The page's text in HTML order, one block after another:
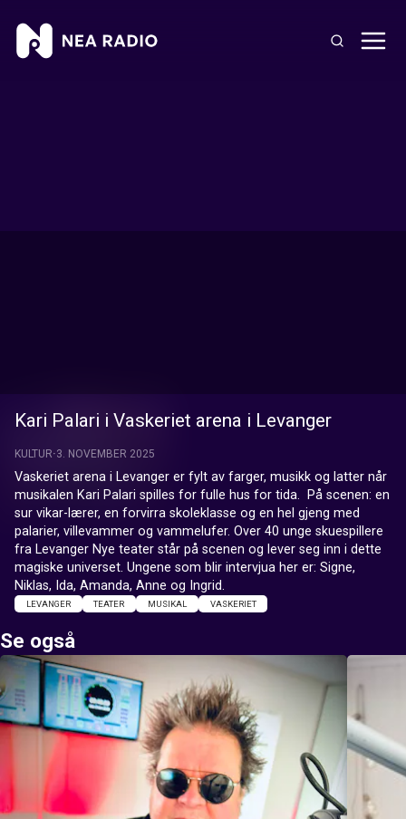
Kari Palari i Vaskeriet arena i Levanger
KULTUR 3. NOVEMBER 2025
Vaskeriet arena i Levanger er fylt av farger, musikk og latter når
musikalen Kari Palari spilles for fulle hus for tida.  På scenen: en
sur vikar-lærer, en forvirra skoleklasse og en hel gjeng med
palarier, villevammer og vammelufer. Over 40 unge skuespillere
fra Levanger Nye teater står på scenen og lever seg inn i dette
magiske universet. Ungene som blir intervjua her er: Signe,
Niklas, Ida, Amanda, Anne og Ingrid.
LEVANGER TEATER MUSIKAL VASKERIET
Se også